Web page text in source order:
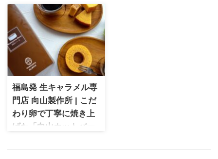
ィ・フィナンシェ アソ
ルティ(春夏限定)
フランスブルターニュ地方の
美味しい焼菓子を提供するビ
スキュイテリエ･ブルトンヌ。
可愛らしいサイズ感の4種類の
フィナンシェの詰合せは自宅
でのおもてなしスイーツにぴ
ったり♡ちょっとした手土産
にもオススメです。
福島発 生キャラメル専
門店 向山製作所 | こだ
わり卵で丁寧に焼き上
げた「向山カットバー